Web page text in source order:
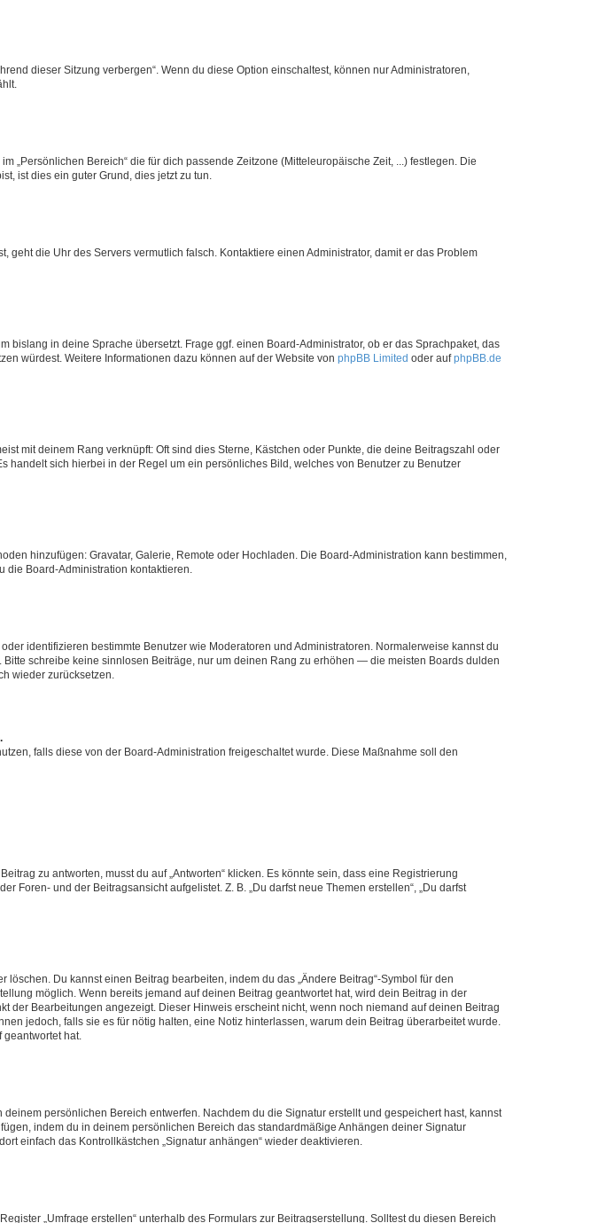
dieser Sitzung verbergen“. Wenn du diese Option einschaltest, können nur Administratoren,
„Persönlichen Bereich“ die für dich passende Zeitzone (Mitteleuropäische Zeit, ...) festlegen. Die
ist dies ein guter Grund, dies jetzt zu tun.
die Uhr des Servers vermutlich falsch. Kontaktiere einen Administrator, damit er das Problem
in deine Sprache übersetzt. Frage ggf. einen Board-Administrator, ob er das Sprachpaket, das
würdest. Weitere Informationen dazu können auf der Website von phpBB Limited oder aufphpBB.de
mit deinem Rang verknüpft: Oft sind dies Sterne, Kästchen oder Punkte, die deine Beitragszahl oder
handelt sich hierbei in der Regel um ein persönliches Bild, welches von Benutzer zu Benutzer
hinzufügen: Gravatar, Galerie, Remote oder Hochladen. Die Board-Administration kann bestimmen,
die Board-Administration kontaktieren.
identifizieren bestimmte Benutzer wie Moderatoren und Administratoren. Normalerweise kannst du
schreibe keine sinnlosen Beiträge, nur um deinen Rang zu erhöhen — die meisten Boards dulden
wieder zurücksetzen.
falls diese von der Board-Administration freigeschaltet wurde. Diese Maßnahme soll den
zu antworten, musst du auf „Antworten“ klicken. Es könnte sein, dass eine Registrierung
und der Beitragsansicht aufgelistet. Z. B. „Du darfst neue Themen erstellen“, „Du darfst
Du kannst einen Beitrag bearbeiten, indem du das „Ändere Beitrag“-Symbol für den
möglich. Wenn bereits jemand auf deinen Beitrag geantwortet hat, wird dein Beitrag in der
der Bearbeitungen angezeigt. Dieser Hinweis erscheint nicht, wenn noch niemand auf deinen Beitrag
jedoch, falls sie es für nötig halten, eine Notiz hinterlassen, warum dein Beitrag überarbeitet wurde.
hat.
persönlichen Bereich entwerfen. Nachdem du die Signatur erstellt und gespeichert hast, kannst
indem du in deinem persönlichen Bereich das standardmäßige Anhängen deiner Signatur
einfach das Kontrollkästchen „Signatur anhängen“ wieder deaktivieren.
„Umfrage erstellen“ unterhalb des Formulars zur Beitragserstellung. Solltest du diesen Bereich